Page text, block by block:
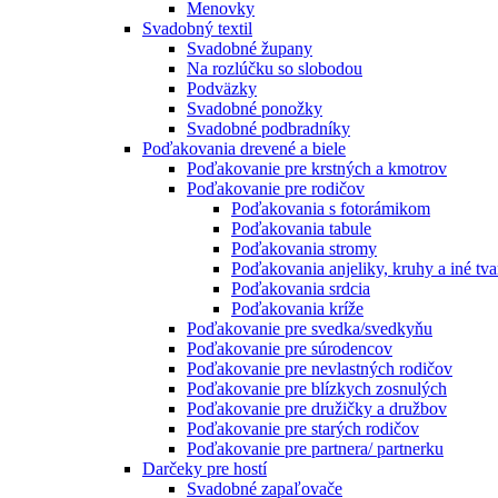
Menovky
Svadobný textil
Svadobné župany
Na rozlúčku so slobodou
Podväzky
Svadobné ponožky
Svadobné podbradníky
Poďakovania drevené a biele
Poďakovanie pre krstných a kmotrov
Poďakovanie pre rodičov
Poďakovania s fotorámikom
Poďakovania tabule
Poďakovania stromy
Poďakovania anjeliky, kruhy a iné
Poďakovania srdcia
Poďakovania kríže
Poďakovanie pre svedka/svedkyňu
Poďakovanie pre súrodencov
Poďakovanie pre nevlastných rodičov
Poďakovanie pre blízkych zosnulých
Poďakovanie pre družičky a družbov
Poďakovanie pre starých rodičov
Poďakovanie pre partnera/ partnerku
Darčeky pre hostí
Svadobné zapaľovače